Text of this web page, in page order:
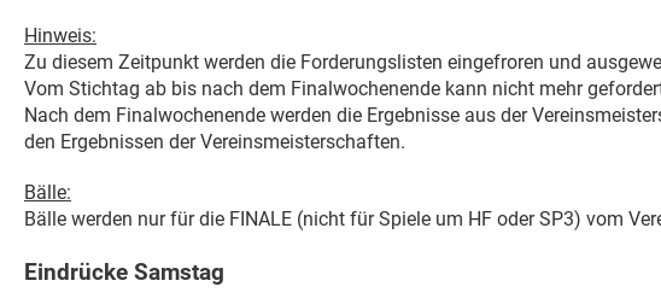
Hinweis:
Zu diesem Zeitpunkt werden die Forderungslisten eingefroren und
Vom Stichtag ab bis nach dem Finalwochenende kann nicht mehr
Nach dem Finalwochenende werden die Ergebnisse aus der
den Ergebnissen der Vereinsmeisterschaften.
Bälle:
Bälle werden nur für die FINALE (nicht für Spiele um HF oder SP3) vom
Eindrücke Samstag